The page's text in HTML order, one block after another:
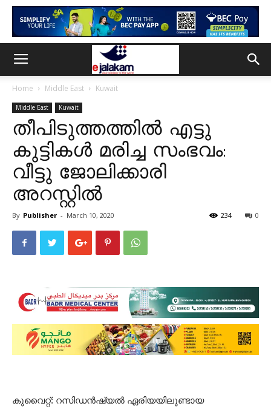
Home Middle East Kuwait
Middle East Kuwait
തീപിടുത്തത്തിൽ എട്ടു
കുട്ടികൾ മരിച്ച സംഭവം:
വീട്ടു ജോലിക്കാരി
അറസ്റ്റിൽ
By Publisher - March 10, 2020 0
234
കുവൈറ്റ്: റസിഡന്‍ഷ്യൽ ഏരിയയിലുണ്ടായ